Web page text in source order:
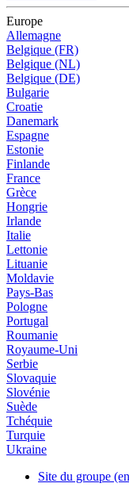
Europe
Allemagne
Belgique (FR)
Belgique (NL)
Belgique (DE)
Bulgarie
Croatie
Danemark
Espagne
Estonie
Finlande
France
Grèce
Hongrie
Irlande
Italie
Lettonie
Lituanie
Moldavie
Pays-Bas
Pologne
Portugal
Roumanie
Royaume-Uni
Serbie
Slovaquie
Slovénie
Suède
Tchéquie
Turquie
Ukraine
Site du groupe